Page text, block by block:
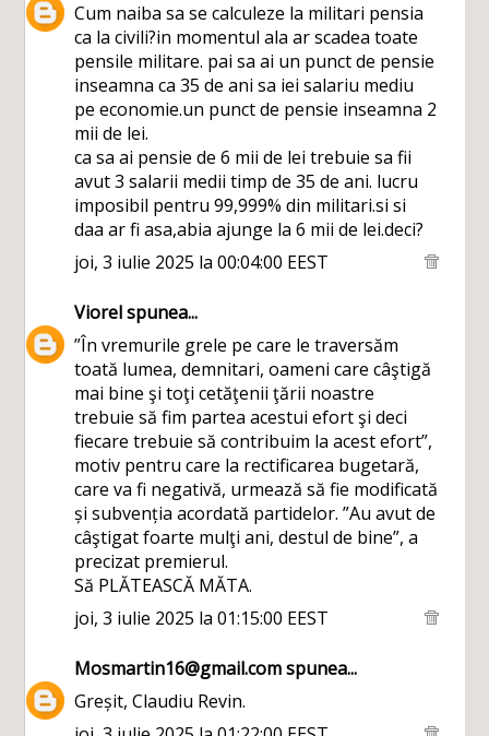
Cum naiba sa se calculeze la militari pensia
ca la civili?in momentul ala ar scadea toate
pensile militare. pai sa ai un punct de pensie
inseamna ca 35 de ani sa iei salariu mediu
pe economie.un punct de pensie inseamna 2
mii de lei.
ca sa ai pensie de 6 mii de lei trebuie sa fii
avut 3 salarii medii timp de 35 de ani. lucru
imposibil pentru 99,999% din militari.si si
daa ar fi asa,abia ajunge la 6 mii de lei.deci?
joi, 3 iulie 2025 la 00:04:00 EEST
Viorelspunea...
”În vremurile grele pe care le traversăm
toată lumea, demnitari, oameni care câştigă
mai bine şi toţi cetăţenii ţării noastre
trebuie să fim partea acestui efort şi deci
fiecare trebuie să contribuim la acest efort”,
motiv pentru care la rectificarea bugetară,
care va fi negativă, urmează să fie modificată
și subvenția acordată partidelor. ”Au avut de
câştigat foarte mulţi ani, destul de bine”, a
precizat premierul.
Să PLĂTEASCĂ MĂTA.
joi, 3 iulie 2025 la 01:15:00 EEST
Mosmartin16@gmail.comspunea...
Greșit, Claudiu Revin.